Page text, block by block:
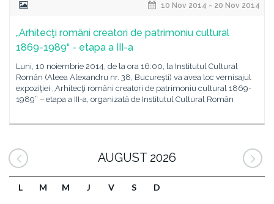
10 Nov 2014 - 20 Nov 2014
„Arhitecţi români creatori de patrimoniu cultural
1869-1989“ - etapa a III-a
Luni, 10 noiembrie 2014, de la ora 16:00, la Institutul Cultural
Român (Aleea Alexandru nr. 38, Bucureşti) va avea loc vernisajul
expoziţiei „Arhitecţi români creatori de patrimoniu cultural 1869-
1989“ – etapa a III-a, organizată de Institutul Cultural Român
AUGUST 2026
L M M J V S D